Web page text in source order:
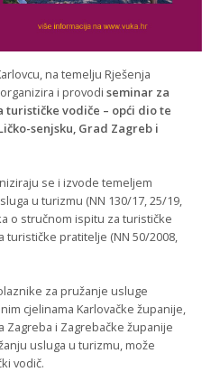
na temelju Rješenja
i provodi seminar za
turističke vodiče – opći dio te
senjsku, Grad Zagreb i
se i izvode temeljem
u turizmu (NN 130/17, 25/19,
o stručnom ispitu za turističke
pratitelje (NN 50/2008,
za pružanje usluge
cjelinama Karlovačke županije,
Zagreba i Zagrebačke županije
usluga u turizmu, može
vodič.